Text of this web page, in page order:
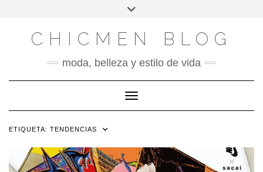
Alternar
cabecera
CHICMEN BLOG
moda, belleza y estilo de vida
Cambiar modo de navegación
ETIQUETA: TENDENCIAS